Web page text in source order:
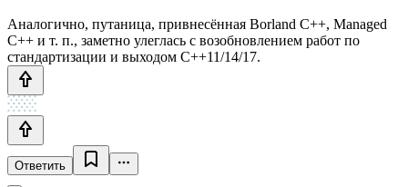
Аналогично, путаница, привнесённая Borland C++, Managed
C++ и т. п., заметно улеглась с возобновлением работ по
стандартизации и выходом C++11/14/17.
Ответить